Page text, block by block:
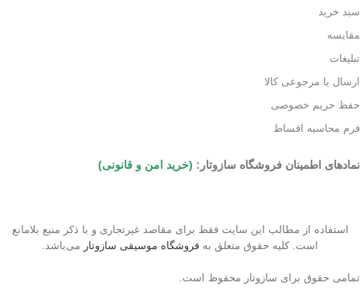
سبد خرید
مقایسه
تبلیغات
ارسال یا مرجوعی کالا
حفظ حریم خصوصی
فرم محاسبه اقساط
نمادهای اطمینان فروشگاه سازوتار: (خرید امن و قانونی)
استفاده از مطالب این سایت فقط برای مقاصد غیرتجاری و با ذکر منبع بلامانع
است. کلیه حقوق متعلق به فروشگاه موسیقی سازوتار می‌باشد.
تمامی حقوق برای سازوتار محفوظ است.